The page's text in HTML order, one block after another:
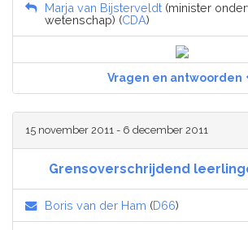
Marja van Bijsterveldt (minister
wetenschap) (CDA)
Vragen en antwoorden
15 november 2011 - 6 december 2011
Grensoverschrijdend
Boris van der Ham (D66)